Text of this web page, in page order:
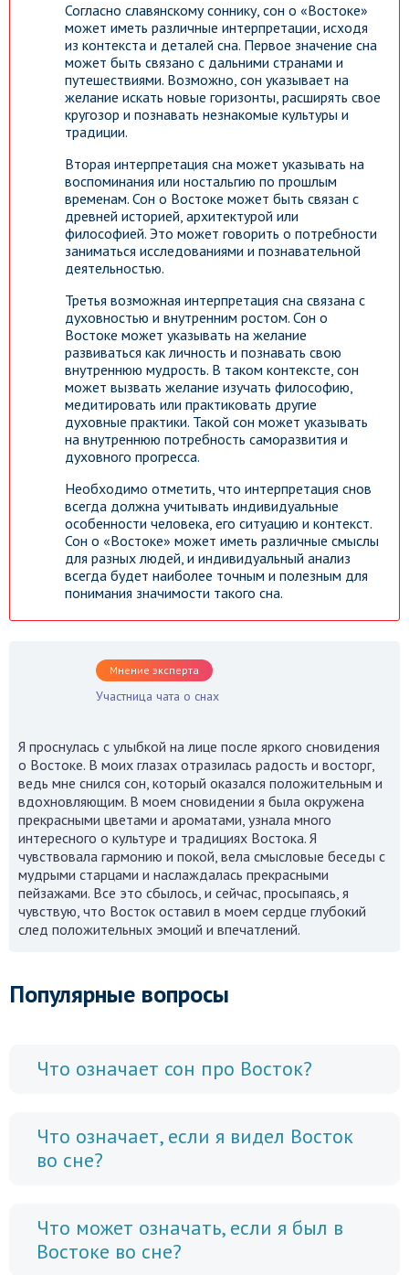
Согласно славянскому соннику, сон о «Востоке»
может иметь различные интерпретации, исходя
из контекста и деталей сна. Первое значение сна
может быть связано с дальними странами и
путешествиями. Возможно, сон указывает на
желание искать новые горизонты, расширять свое
кругозор и познавать незнакомые культуры и
традиции.
Вторая интерпретация сна может указывать на
воспоминания или ностальгию по прошлым
временам. Сон о Востоке может быть связан с
древней историей, архитектурой или
философией. Это может говорить о потребности
заниматься исследованиями и познавательной
деятельностью.
Третья возможная интерпретация сна связана с
духовностью и внутренним ростом. Сон о
Востоке может указывать на желание
развиваться как личность и познавать свою
внутреннюю мудрость. В таком контексте, сон
может вызвать желание изучать философию,
медитировать или практиковать другие
духовные практики. Такой сон может указывать
на внутреннюю потребность саморазвития и
духовного прогресса.
Необходимо отметить, что интерпретация снов
всегда должна учитывать индивидуальные
особенности человека, его ситуацию и контекст.
Сон о «Востоке» может иметь различные смыслы
для разных людей, и индивидуальный анализ
всегда будет наиболее точным и полезным для
понимания значимости такого сна.
Мнение эксперта
Участница чата о снах
Я проснулась с улыбкой на лице после яркого сновидения
о Востоке. В моих глазах отразилась радость и восторг,
ведь мне снился сон, который оказался положительным и
вдохновляющим. В моем сновидении я была окружена
прекрасными цветами и ароматами, узнала много
интересного о культуре и традициях Востока. Я
чувствовала гармонию и покой, вела смысловые беседы с
мудрыми старцами и наслаждалась прекрасными
пейзажами. Все это сбылось, и сейчас, просыпаясь, я
чувствую, что Восток оставил в моем сердце глубокий
след положительных эмоций и впечатлений.
Популярные вопросы
Что означает сон про Восток?
Что означает, если я видел Восток
во сне?
Что может означать, если я был в
Востоке во сне?